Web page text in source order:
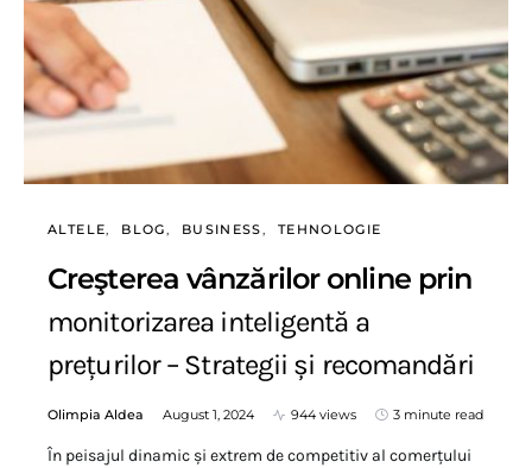
ALTELE BLOG BUSINESS TEHNOLOGIE
Creşterea vânzărilor online prin
monitorizarea inteligentă a
prețurilor – Strategii și recomandări
Olimpia Aldea August 1, 2024 944 views 3 minute read
În peisajul dinamic și extrem de competitiv al comerțului